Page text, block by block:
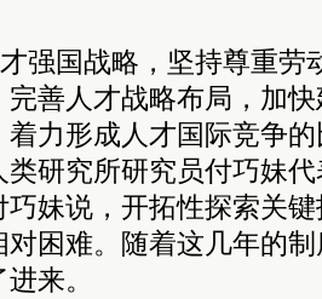
强国战略，坚持尊重劳
完善人才战略布局，加
力形成人才国际竞争
类研究所研究员付巧妹
妹说，开拓性探索关
对困难。随着这几年的
来。